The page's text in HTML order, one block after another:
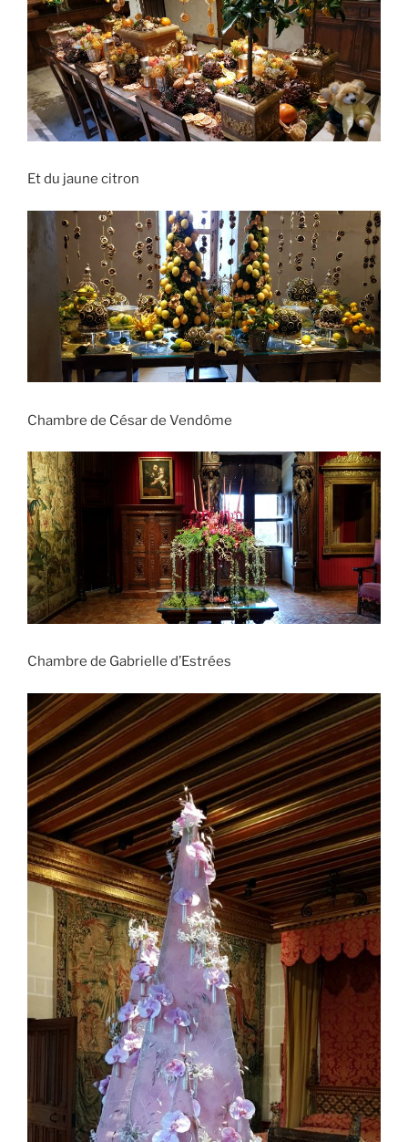
Et du jaune citron
Chambre de César de Vendôme
Chambre de Gabrielle d’Estrées